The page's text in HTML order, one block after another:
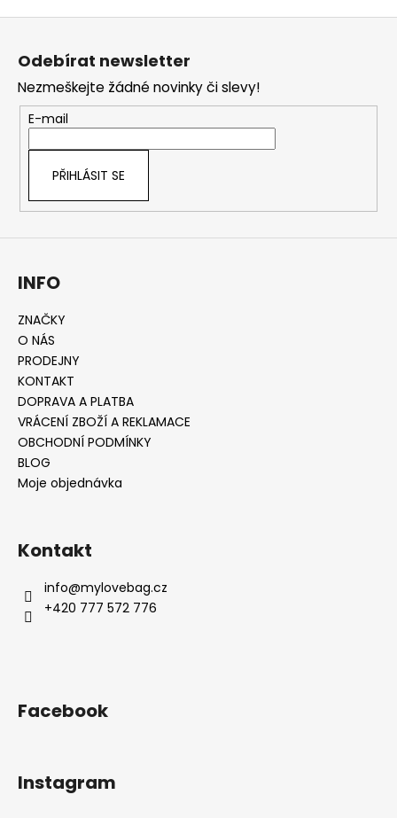
Odebírat newsletter
Nezmeškejte žádné novinky či slevy!
E-mail
PŘIHLÁSIT SE
INFO
ZNAČKY
O NÁS
PRODEJNY
KONTAKT
DOPRAVA A PLATBA
VRÁCENÍ ZBOŽÍ A REKLAMACE
OBCHODNÍ PODMÍNKY
BLOG
Moje objednávka
Kontakt
info@mylovebag.cz
+420 777 572 776
Facebook
Instagram